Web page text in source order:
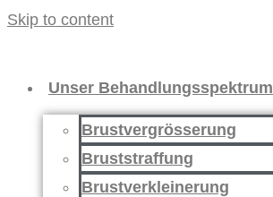
Skip to content
Unser Behandlungsspektrum
Brustvergrösserung
Bruststraffung
Brustverkleinerung